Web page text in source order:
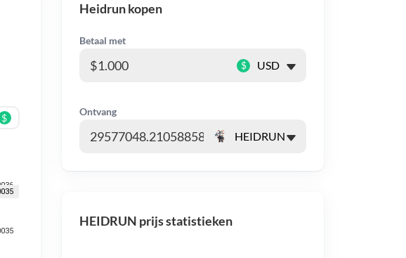
$
Heidrun kopen
Betaal met
$
Ontvang
HEIDRUN prijs statistieken